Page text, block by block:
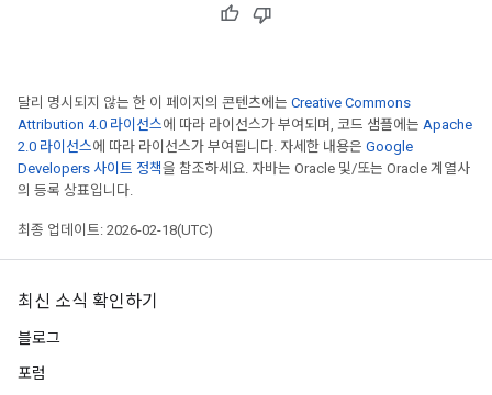
달리 명시되지 않는 한 이 페이지의 콘텐츠에는 Creative Commons
Attribution 4.0 라이선스에 따라 라이선스가 부여되며, 코드 샘플에는 Apache
2.0 라이선스에 따라 라이선스가 부여됩니다. 자세한 내용은 Google
Developers 사이트 정책을 참조하세요. 자바는 Oracle 및/또는 Oracle 계열사
의 등록 상표입니다.
최종 업데이트: 2026-02-18(UTC)
최신 소식 확인하기
블로그
포럼